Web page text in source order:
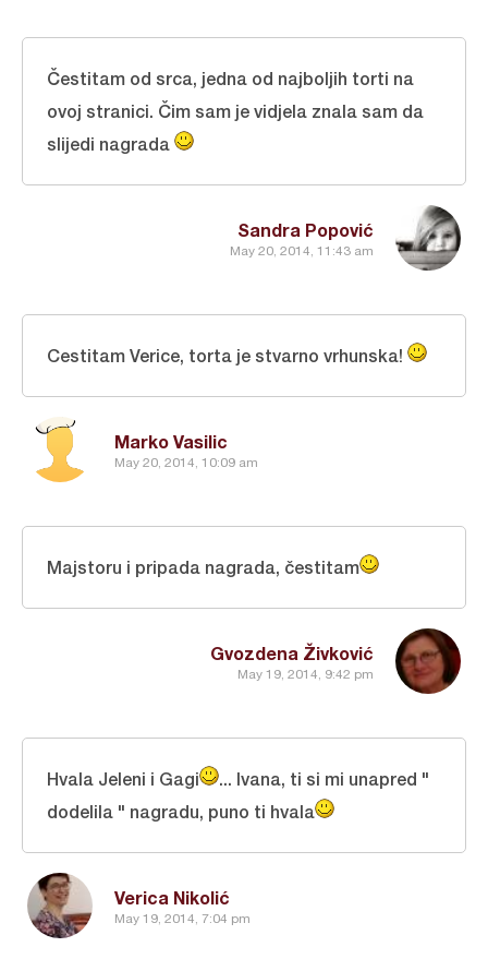
Sandra Popović
May 20, 2014, 11:43 am
Čestitam od srca, jedna od najboljih torti na
ovoj stranici. Čim sam je vidjela znala sam da
slijedi nagrada
Marko Vasilic
May 20, 2014, 10:09 am
Cestitam Verice, torta je stvarno vrhunska!
Gvozdena Živković
May 19, 2014, 9:42 pm
Majstoru i pripada nagrada, čestitam
Verica Nikolić
May 19, 2014, 7:04 pm
Hvala Jeleni i Gagi
... Ivana, ti si mi unapred "
dodelila " nagradu, puno ti hvala